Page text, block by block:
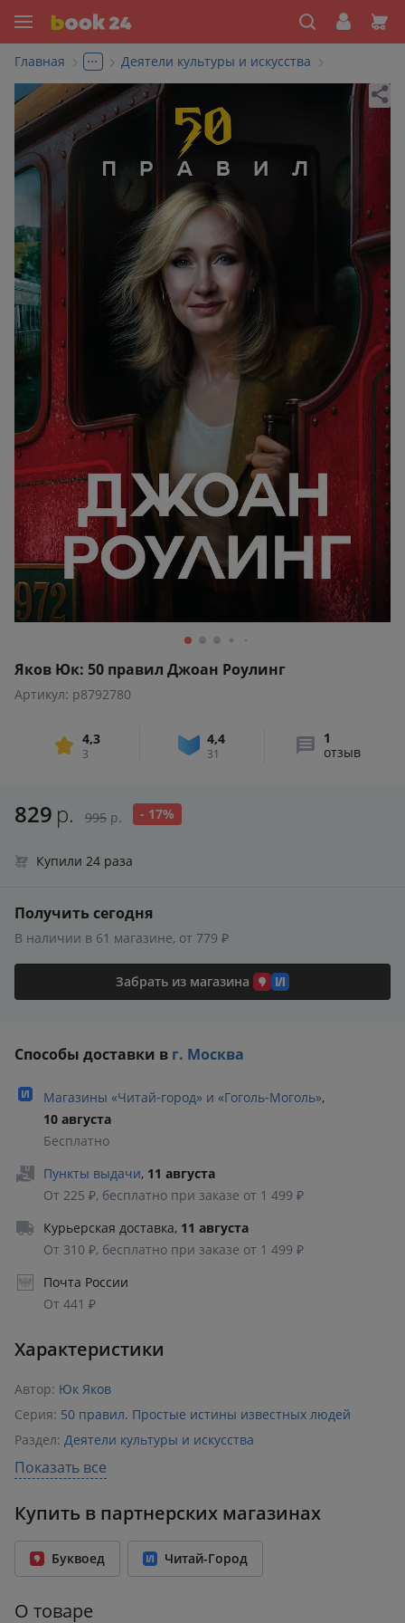
Главная ... Деятели культуры и искусства
Яков Юк: 50 правил Джоан Роулинг
Артикул: p8792780
4,3
3
4,4
31
1
отзыв
829 р. 995 р. - 17%
Купили 24 раза
Получить сегодня
В наличии в 61 магазине, от 779 ₽
Забрать из магазина
Способы доставки в г. Москва
Магазины «Читай‑город» и «Гоголь‑Моголь»,
10 августа
Бесплатно
Пункты выдачи, 11 августа
От 225 ₽, бесплатно при заказе от 1 499 ₽
Курьерская доставка, 11 августа
От 310 ₽, бесплатно при заказе от 1 499 ₽
Почта России
От 441 ₽
Характеристики
Автор: Юк Яков
Серия: 50 правил. Простые истины известных людей
Раздел: Деятели культуры и искусства
Издательство:
Возрастное ограничение: 16+
Год издания: 2026
Количество страниц: 256
Формат: 147x208 мм
Показать все
Купить в партнерских магазинах
Буквоед Читай-Город
О товаре